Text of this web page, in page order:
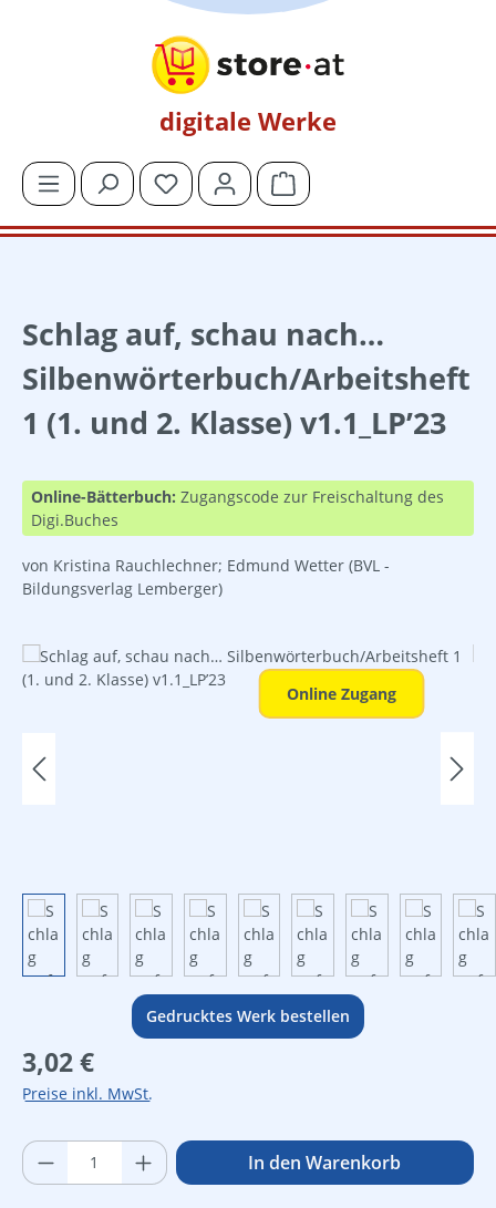
digitale Werke
Du hast 0 Produkte auf dem Merkzettel
Warenkorb enthält 0
Schlag auf, schau nach…
Silbenwörterbuch/Arbeitsheft
1 (1. und 2. Klasse) v1.1_LP’23
Online-Bätterbuch: Zugangscode zur Freischaltung des
Digi.Buches
von Kristina Rauchlechner; Edmund Wetter (BVL -
Bildungsverlag Lemberger)
Bildergalerie überspringen
Online Zugang
Gedrucktes Werk bestellen
Regulärer Preis:
3,02 €
Preise inkl. MwSt.
Produkt Anzahl: Gib den gewünschten
In den Warenkorb